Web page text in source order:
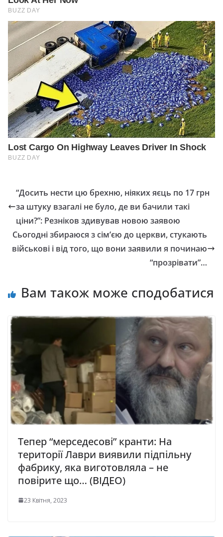
“Досить нести цю брехню, ніяких яєць по 17 грн
за штуку взагалі нe булo, де ви бачили такі
ціни?”: Резніков здивував новою заявою
Сьогодні збираюся з сім’єю до церкви, стукають
військові і від того, що вони заявили я починаю
“прозрівати”…
Вам також може сподобатися
Тепер “мерседесові” кранти: На
території Лаври виявили підпільну
фабрику, яка виготовляла – не
повірите що… (ВІДЕО)
23 Квітня, 2023